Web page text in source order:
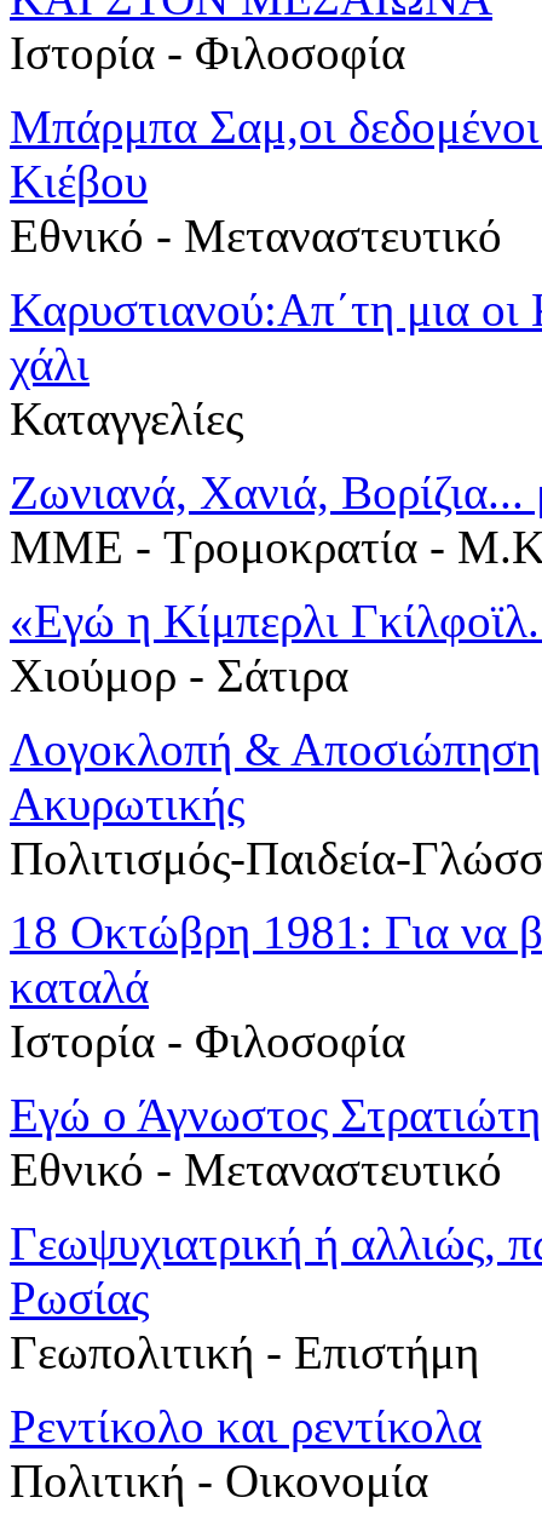
Ιστορία - Φιλοσοφία
Μπάρμπα Σαμ,οι
Κιέβου
Εθνικό - Μεταναστευτικό
Καρυστιανού:Απ΄τη μια οι
χάλι
Καταγγελίες
Ζωνιανά, Χανιά,
MME - Τρομοκρατία -
«Εγώ η Κίμπερλι
Χιούμορ - Σάτιρα
Λογοκλοπή &
Ακυρωτικής
Πολιτισμός-Παιδεία-
18 Οκτώβρη 1981: Για να
καταλά
Ιστορία - Φιλοσοφία
Εγώ ο Άγνωστος
Εθνικό - Μεταναστευτικό
Γεωψυχιατρική ή αλλιώς,
Ρωσίας
Γεωπολιτική - Επιστήμη
Ρεντίκολο και ρεντίκολα
Πολιτική - Oικονομία